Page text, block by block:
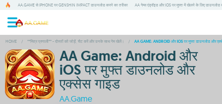
AA.GAME से IPHONE पर GENSHIN IMPACT डाउनलोड करने का तरीका AA गेम्स एंड्रॉइड और IOS पर मुफ्त में खेलने के लिए डाउनलोड
HOME / **मित्र प्रणाली** - दोस्तों को जोड़ें, चैट करें और उनके साथ गेम खेलें। / AA GAME: ANDROID और IOS पर मुफ्त डाउनलोड और
AA Game: Android और
iOS पर मुफ्त डाउनलोड और
एक्सेस गाइड
AA.Game